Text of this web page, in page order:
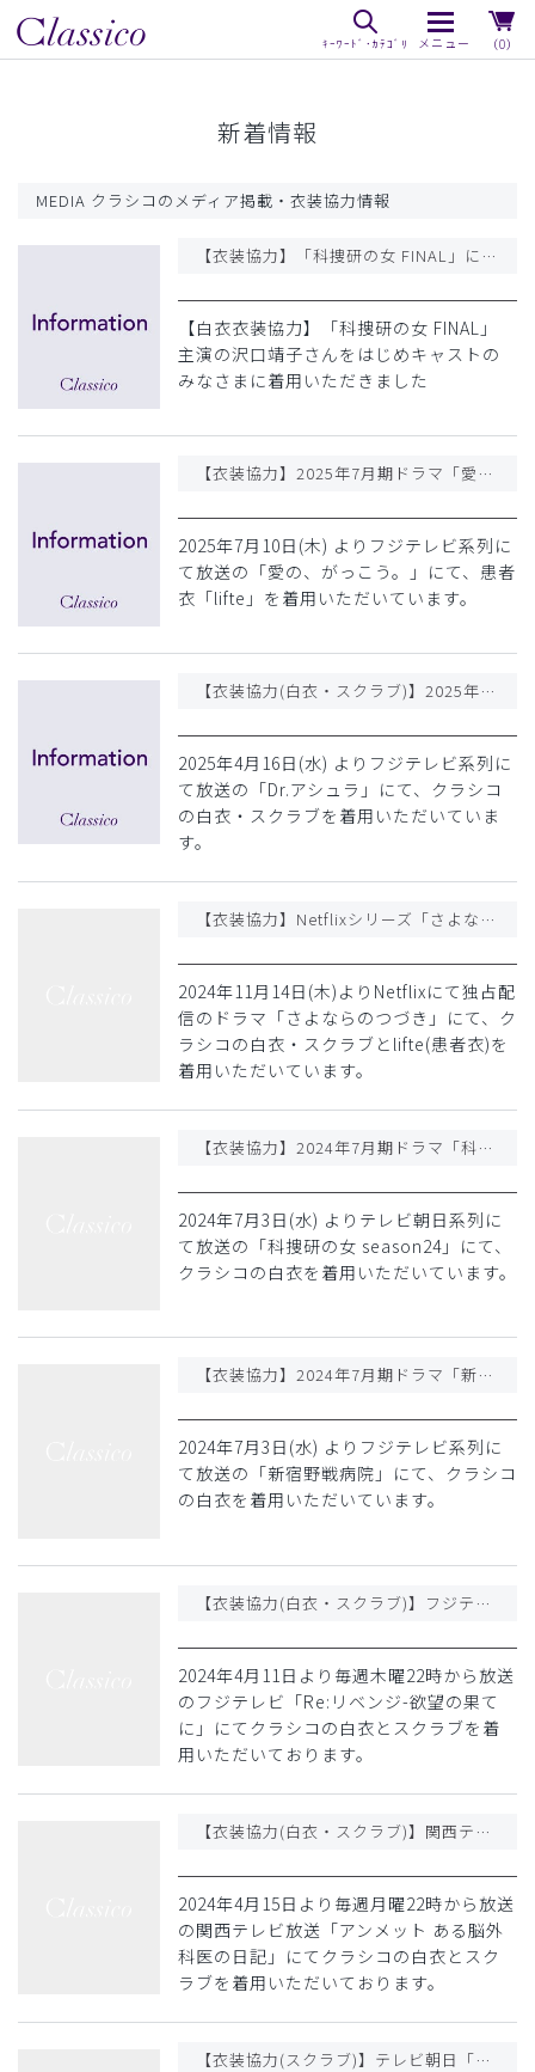
（0）
新着情報
MEDIA クラシコのメディア掲載・衣装協力情報
【衣装協力】「科捜研の女 FINAL」に白衣の衣装協力を行いました
【白衣衣装協力】「科捜研の女 FINAL」
主演の沢口靖子さんをはじめキャストの
みなさまに着用いただきました
【衣装協力】2025年7月期ドラマ「愛の、がっこう。」
2025年7月10日(木) よりフジテレビ系列に
て放送の「愛の、がっこう。」にて、患者
衣「lifte」を着用いただいています。
【衣装協力(白衣・スクラブ)】2025年4月期ドラマ「Dr.アシュラ」
2025年4月16日(水) よりフジテレビ系列に
て放送の「Dr.アシュラ」にて、クラシコ
の白衣・スクラブを着用いただいていま
す。
【衣装協力】Netflixシリーズ「さよならのつづき」
2024年11月14日(木)よりNetflixにて独占配
信のドラマ「さよならのつづき」にて、ク
ラシコの白衣・スクラブとlifte(患者衣)を
着用いただいています。
【衣装協力】2024年7月期ドラマ「科捜研の女 season24」
2024年7月3日(水) よりテレビ朝日系列に
て放送の「科捜研の女 season24」にて、
クラシコの白衣を着用いただいています。
【衣装協力】2024年7月期ドラマ「新宿野戦病院」
2024年7月3日(水) よりフジテレビ系列に
て放送の「新宿野戦病院」にて、クラシコ
の白衣を着用いただいています。
【衣装協力(白衣・スクラブ)】フジテレビ「Re:リベンジ-欲望の果てに」
2024年4月11日より毎週木曜22時から放送
のフジテレビ「Re:リベンジ-欲望の果て
に」にてクラシコの白衣とスクラブを着
用いただいております。
【衣装協力(白衣・スクラブ)】関西テレビ放送「アンメット ある脳外科医の日記」
2024年4月15日より毎週月曜22時から放送
の関西テレビ放送「アンメット ある脳外
科医の日記」にてクラシコの白衣とスク
ラブを着用いただいております。
【衣装協力(スクラブ)】テレビ朝日「特捜9 season7」